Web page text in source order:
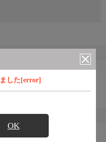
した[error]
OK